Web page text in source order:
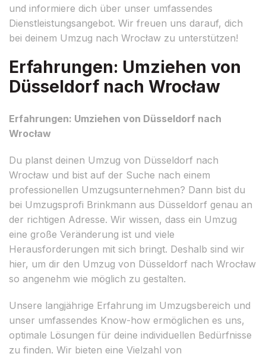
und informiere dich über unser umfassendes
Dienstleistungsangebot. Wir freuen uns darauf, dich
bei deinem Umzug nach Wrocław zu unterstützen!
Erfahrungen: Umziehen von
Düsseldorf nach Wrocław
Erfahrungen: Umziehen von Düsseldorf nach
Wrocław
Du planst deinen Umzug von Düsseldorf nach
Wrocław und bist auf der Suche nach einem
professionellen Umzugsunternehmen? Dann bist du
bei Umzugsprofi Brinkmann aus Düsseldorf genau an
der richtigen Adresse. Wir wissen, dass ein Umzug
eine große Veränderung ist und viele
Herausforderungen mit sich bringt. Deshalb sind wir
hier, um dir den Umzug von Düsseldorf nach Wrocław
so angenehm wie möglich zu gestalten.
Unsere langjährige Erfahrung im Umzugsbereich und
unser umfassendes Know-how ermöglichen es uns,
optimale Lösungen für deine individuellen Bedürfnisse
zu finden. Wir bieten eine Vielzahl von